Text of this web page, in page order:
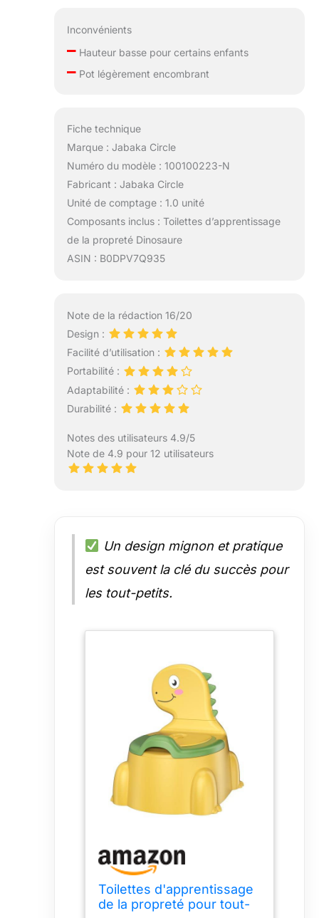
Inconvénients
–Hauteur basse pour certains enfants
–Pot légèrement encombrant
Fiche technique
Marque : Jabaka Circle
Numéro du modèle : 100100223-N
Fabricant : Jabaka Circle
Unité de comptage : 1.0 unité
Composants inclus : Toilettes d’apprentissage
de la propreté Dinosaure
ASIN : B0DPV7Q935
Note de la rédaction 16/20
Design :
Facilité d’utilisation :
Portabilité :
Adaptabilité :
Durabilité :
Notes des utilisateurs 4.9/5
Note de 4.9 pour 12 utilisateurs
Un design mignon et pratique
est souvent la clé du succès pour
les tout-petits.
Toilettes d'apprentissage
de la propreté pour tout-